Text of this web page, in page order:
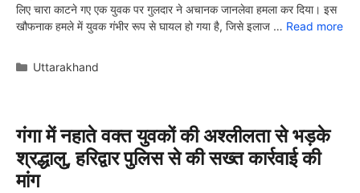
लिए चारा काटने गए एक युवक पर गुलदार ने अचानक जानलेवा हमला कर दिया। इस
खौफनाक हमले में युवक गंभीर रूप से घायल हो गया है, जिसे इलाज … Read more
Categories
Uttarakhand
गंगा में नहाते वक्त युवकों की अश्लीलता से भड़के
श्रद्धालु, हरिद्वार पुलिस से की सख्त कार्रवाई की
मांग